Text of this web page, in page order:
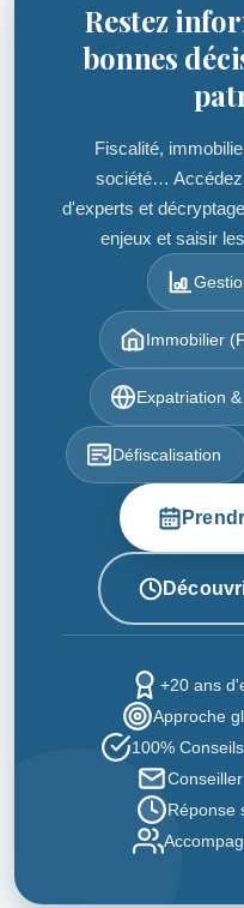
Restez
bonnes
Fiscalité,
société…
d'experts et
enjeux et saisir
Immobilier
Expatriation
Défiscalisation
+20 ans
Approche
100%
Réponse